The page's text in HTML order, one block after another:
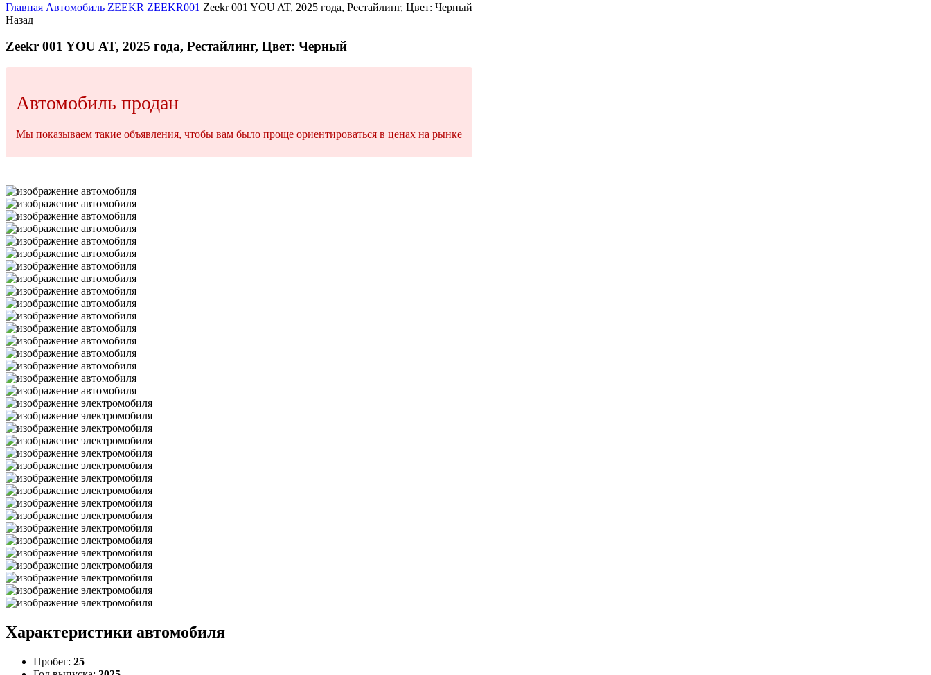
Главная Автомобиль ZEEKR ZEEKR001 Zeekr 001 YOU AT, 2025 года, Рестайлинг, Цвет: Черный
Назад
Zeekr 001 YOU AT, 2025 года, Рестайлинг, Цвет: Черный
Автомобиль продан
Мы показываем такие объявления, чтобы вам было проще ориентироваться в ценах на рынке
Характеристики автомобиля
Пробег: 25